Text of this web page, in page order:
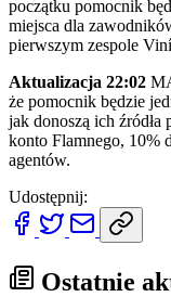
początku pomocnik
miejsca dla
pierwszym zespole
Aktualizacja 22:02
że pomocnik będzie
jak donoszą ich
konto Flamnego, 10%
agentów.
Udostępnij:
Ostatnie